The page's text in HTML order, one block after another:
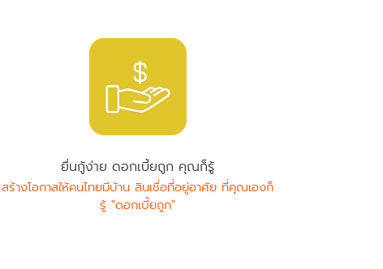
ยื่นกู้ง่าย ดอกเบี้ยถูก คุณก็รู้
สร้างโอกาสให้คนไทยมีบ้าน สินเชื่อที่อยู่อาศัย ที่คุณเองก็
รู้ "ดอกเบี้ยถูก"